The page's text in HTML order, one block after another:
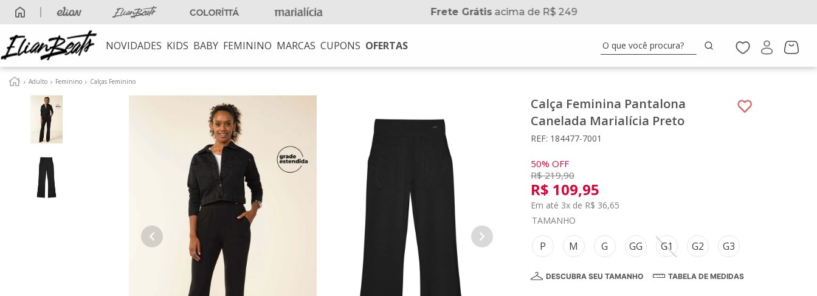
Frete Grátisacima de R$ 249
NOVIDADES KIDS BABY FEMININO MARCAS CUPONS OFERTAS O que você procura?
Adulto Feminino Calças Feminino
Calça Feminina Pantalona
Canelada Marialícia Preto
REF: 184477-7001
50% OFF
R$ 219,90
R$ 109,95
Em até 3x de R$ 36,65
TAMANHO
P M G GG G1 G2 G3
DESCUBRA SEU TAMANHO TABELA DE MEDIDAS
TERMOS MAIS BUSCADOS
conjunto
conjunto menina
4º
conjunto menino
vestido
6 º
saia
7
blusa
9
vestidos
º colorittá